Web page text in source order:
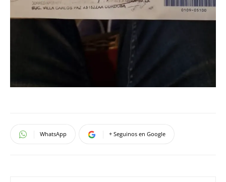
WhatsApp + Seguinos en Google